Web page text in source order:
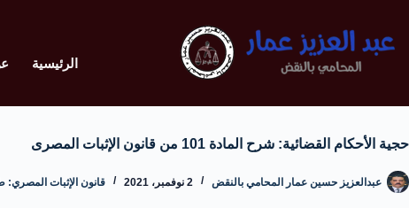
الرئيسية
حجية الأحكام القضائية: شرح المادة 101 من قانون الإثبات المصرى
عبدالعزيز حسين عمار المحامي بالنقض 2 نوفمبر، 2021 قانون الإثبات المصري: